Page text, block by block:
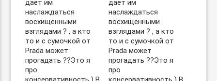
даёт им
наслаждаться
восхищенными
взглядами ? , а кто
то и с сумочкой от
Prada может
прогадать ??Это я
про
даёт им
наслаждаться
восхищенными
взглядами ? , а кто
то и с сумочкой от
Prada может
прогадать ??Это я
про